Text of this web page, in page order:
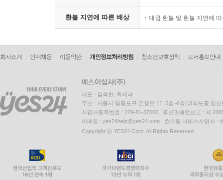
환불 지연에 따른 배상 대금 환불 및 환불 지연에
회사소개 인재채용 이용약관 개인정보처리방침 청소년보호정책 도서홍보안내
대표 : 김석환, 최세라
주소 : 서울시 영등포구 은행로 11, 5층~6층(여의도동,일신
사업자등록번호 : 229-81-37000 통신판매업신고 : 제
이메일 : yes24help@yes24.com 호스팅 서비스사업자 :
Copyright ⓒ YES24 Corp. All Rights Reserved.